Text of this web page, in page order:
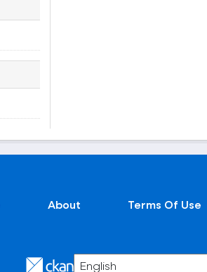
About Terms Of Use